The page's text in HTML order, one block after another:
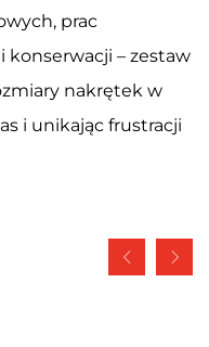
prac
– zestaw
nakrętek w
i unikając frustracji